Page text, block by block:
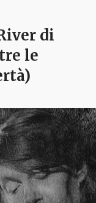
di
le